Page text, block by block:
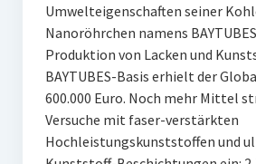
Umwelteigenschaften seiner
Nanoröhrchen namens
Produktion von Lacken und
BAYTUBES-Basis erhielt der
600.000 Euro. Noch mehr Mittel
Versuche mit faser-verstärkten
Hochleistungskunststoffen und